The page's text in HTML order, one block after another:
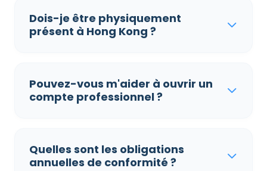
Dois-je être physiquement
présent à Hong Kong ?
Pouvez-vous m'aider à ouvrir un
compte professionnel ?
Quelles sont les obligations
annuelles de conformité ?